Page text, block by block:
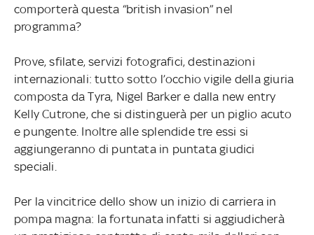
comporterà questa “british invasion” nel
programma?
Prove, sfilate, servizi fotografici, destinazioni
internazionali: tutto sotto l’occhio vigile della giuria
composta da Tyra, Nigel Barker e dalla new entry
Kelly Cutrone, che si distinguerà per un piglio acuto
e pungente. Inoltre alle splendide tre essi si
aggiungeranno di puntata in puntata giudici
speciali.
Per la vincitrice dello show un inizio di carriera in
pompa magna: la fortunata infatti si aggiudicherà